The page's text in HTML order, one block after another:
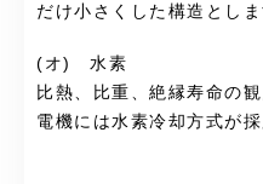
だけ小さくした構造としま
(オ) 水素
比熱、比重、絶縁寿命の
電機には水素冷却方式が採